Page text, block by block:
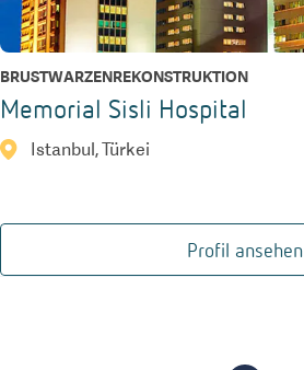
BRUSTWARZENREKONSTRUKTION
Memorial Sisli Hospital
Istanbul, Türkei
Profil ansehen